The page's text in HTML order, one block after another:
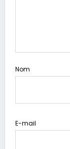
Nom
E-mail